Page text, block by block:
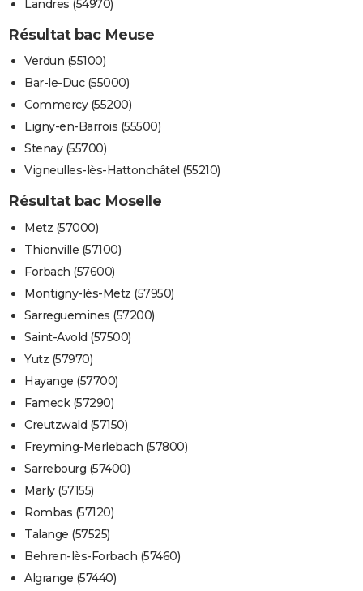
Landres (54970)
Résultat bac Meuse
Verdun (55100)
Bar-le-Duc (55000)
Commercy (55200)
Ligny-en-Barrois (55500)
Stenay (55700)
Vigneulles-lès-Hattonchâtel (55210)
Résultat bac Moselle
Metz (57000)
Thionville (57100)
Forbach (57600)
Montigny-lès-Metz (57950)
Sarreguemines (57200)
Saint-Avold (57500)
Yutz (57970)
Hayange (57700)
Fameck (57290)
Creutzwald (57150)
Freyming-Merlebach (57800)
Sarrebourg (57400)
Marly (57155)
Rombas (57120)
Talange (57525)
Behren-lès-Forbach (57460)
Algrange (57440)